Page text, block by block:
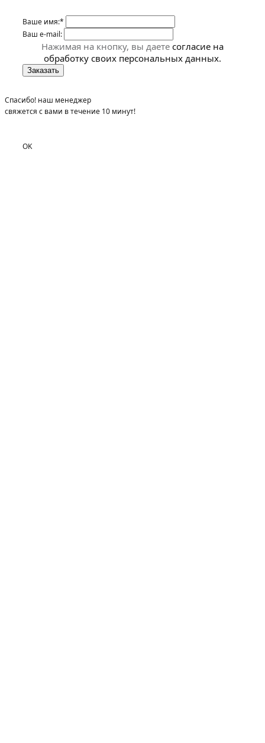
Ваше имя:*
Ваш e-mail:
Нажимая на кнопку, вы даете согласие на
обработку своих персональных данных.
Спасибо! наш менеджер
свяжется с вами в течение 10 минут!
OK